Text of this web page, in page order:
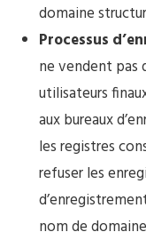
domaine
Processus
ne vendent pas
utilisateurs
aux bureaux
les registres
refuser les
nom de